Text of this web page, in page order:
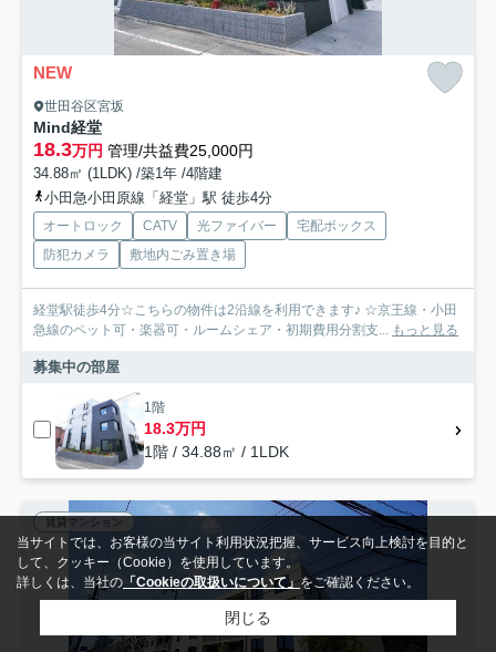
NEW
世田谷区宮坂
Mind経堂
18.3万円 管理/共益費25,000円
34.88㎡ (1LDK) /築1年 /4階建
小田急小田原線「経堂」駅 徒歩4分
オートロック CATV 光ファイバー
宅配ボックス
防犯カメラ
敷地内ごみ置き場
経堂駅徒歩4分☆こちらの物件は2沿線を利用できます♪ ☆京王線・小田
急線のペット可・楽器可・ルームシェア・初期費用分割支...
もっと見る
募集中の部屋
1階
18.3万円
1階 / 34.88㎡ / 1LDK
賃貸マンション
当サイトでは、お客様の当サイト利用状況把握、サービス向上検討を目的と
して、クッキー（Cookie）を使用しています。
詳しくは、当社の 「Cookieの取扱いについて」をご確認ください。
閉じる